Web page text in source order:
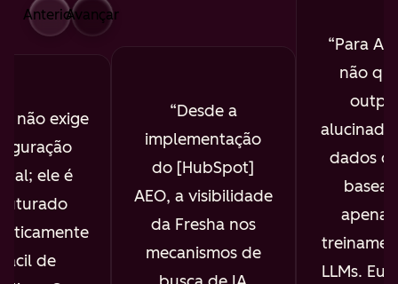
AnteriorAvançar
não exige
ele é
de
Desde a
implementação
do [HubSpot]
AEO, a visibilidade
da Fresha nos
mecanismos de
Para
não
dados
LLMs. Eu